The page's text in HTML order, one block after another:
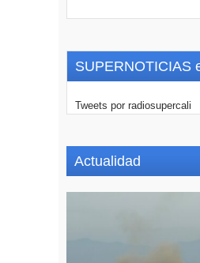
SUPERNOTICIAS
Tweets por radiosupercali
Actualidad